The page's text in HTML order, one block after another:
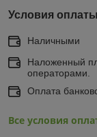
Условия оплаты
Наличными
Наложенный
операторами.
Оплата
Все условия